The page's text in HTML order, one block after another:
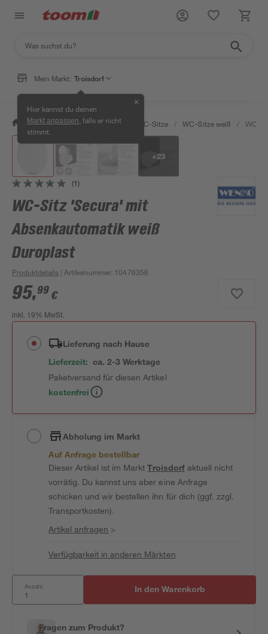
Mein Markt: Troisdorf
Hier kannst du deinen
Markt anpassen , falls er nicht
stimmt.
✕
/ Bad & Sanitär / Toiletten WC-Sitze / WC-Sitze weiß / WC-
+23
(1)
WC-Sitz 'Secura' mit
Absenkautomatik weiß
Duroplast
Produktdetails | Artikelnummer: 10476356
95,99 €
inkl. 19% MwSt.
Lieferung nach Hause
Lieferzeit: ca. 2-3 Werktage
Paketversand für diesen Artikel
kostenfrei
Abholung im Markt
Auf Anfrage bestellbar
Dieser Artikel ist im MarktTroisdorfaktuell nicht
vorrätig. Du kannst uns aber eine Anfrage
schicken und wir bestellen ihn für dich (ggf. zzgl.
Transportkosten).
Artikel anfragen >
Verfügbarkeit in anderen Märkten
Anzahl: In den Warenkorb
Fragen zum Produkt?